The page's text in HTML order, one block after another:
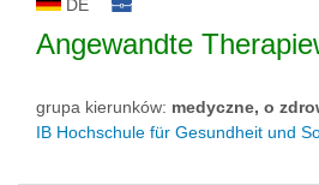
DE
Angewandte
grupa kierunków: medyczne, o
IB Hochschule für Gesundheit und